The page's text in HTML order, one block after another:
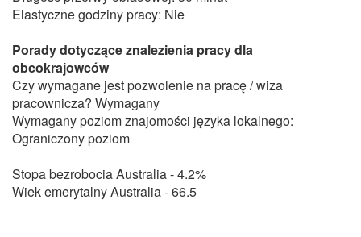
Elastyczne godziny pracy: Nie
Porady dotyczące znalezienia pracy dla
obcokrajowców
Czy wymagane jest pozwolenie na pracę / wiza
pracownicza? Wymagany
Wymagany poziom znajomości języka lokalnego:
Ograniczony poziom
Stopa bezrobocia Australia - 4.2%
Wiek emerytalny Australia - 66.5